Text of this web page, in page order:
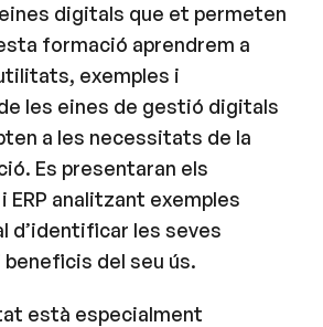
digitals que et permeten
formació aprendrem a
exemples i
les eines de gestió digitals
a les necessitats de la
Es presentaran els
ERP analitzant exemples
d’identificar les seves
del seu ús.
està especialment